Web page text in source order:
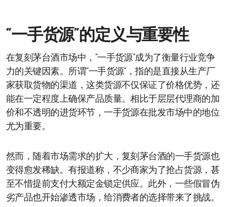
“一手货源”的定义与重要性
在复刻茅台酒市场中，“一手货源”成为了衡量行业竞争
力的关键因素。所谓“一手货源”，指的是直接从生产厂
家获取货物的渠道，这类货源不仅保证了价格优势，还
能在一定程度上确保产品质量。相比于层层代理商的加
价和不透明的进货环节，一手货源在批发市场中的地位
尤为重要。
然而，随着市场需求的扩大，复刻茅台酒的一手货源也
变得愈发稀缺。有报道称，不少商家为了抢占货源，甚
至不惜提前支付大额定金锁定供应。此外，一些假冒伪
劣产品也开始渗透市场，给消费者的选择带来了挑战。